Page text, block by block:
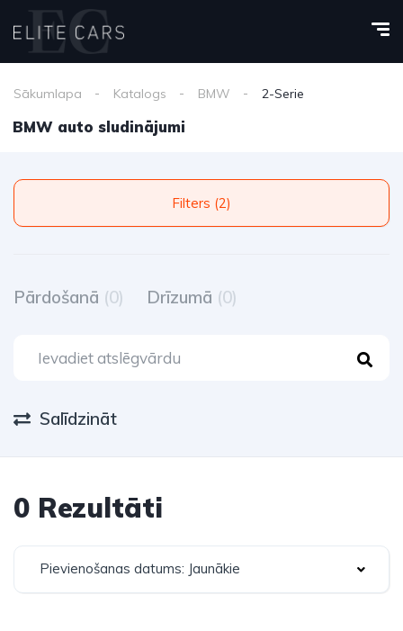
Sākumlapa Katalogs BMW 2-Serie
BMW auto sludinājumi
Filters (2)
Pārdošanā (0) Drīzumā (0)
Salīdzināt
0 Rezultāti
Pievienošanas datums: Jaunākie